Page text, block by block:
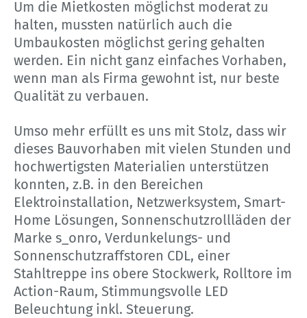
Um die Mietkosten möglichst moderat zu
halten, mussten natürlich auch die
Umbaukosten möglichst gering gehalten
werden. Ein nicht ganz einfaches Vorhaben,
wenn man als Firma gewohnt ist, nur beste
Qualität zu verbauen.
Umso mehr erfüllt es uns mit Stolz, dass wir
dieses Bauvorhaben mit vielen Stunden und
hochwertigsten Materialien unterstützen
konnten, z.B. in den Bereichen
Elektroinstallation, Netzwerksystem, Smart-
Home Lösungen, Sonnenschutzrollläden der
Marke s_onro, Verdunkelungs- und
Sonnenschutzraffstoren CDL, einer
Stahltreppe ins obere Stockwerk, Rolltore im
Action-Raum, Stimmungsvolle LED
Beleuchtung inkl. Steuerung.